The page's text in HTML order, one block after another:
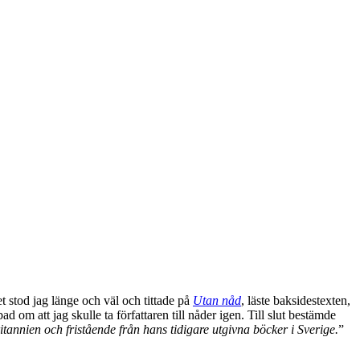
stod jag länge och väl och tittade på Utan nåd, läste baksidestexten,
om att jag skulle ta författaren till nåder igen. Till slut bestämde
och fristående från hans tidigare utgivna böcker i Sverige.”